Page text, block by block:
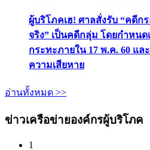
ผู้บริโภคเฮ! ศาลสั่งรับ “คดีก
จริง” เป็นคดีกลุ่ม โดยกำหน
กระทะภายใน 17 พ.ค. 60 แล
ความเสียหาย
อ่านทั้งหมด >>
ข่าวเครือข่ายองค์กรผู้บริโภค
1